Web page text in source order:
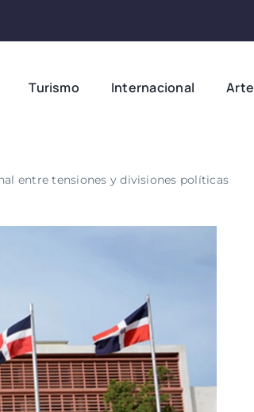
Turismo Internacional Arte
entre tensiones y divisiones políticas